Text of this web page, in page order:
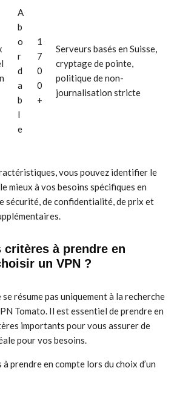
A
b
o
r
d
a
b
l
e
1
7
0
0
+
Serveurs basés en Suisse,
cryptage de pointe,
politique de non-
journalisation stricte
vous pouvez identifier le
mieux à vos besoins spécifiques en
sécurité, de confidentialité, de prix et
à prendre en
un VPN ?
se résume pas uniquement à la recherche
Tomato. Il est essentiel de prendre en
importants pour vous assurer de
pour vos besoins.
prendre en compte lors du choix d’un